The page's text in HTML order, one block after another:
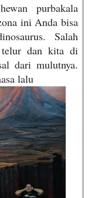
purbakala
ini Anda bisa
Salah
telur dan kita di
dari mulutnya.
lalu